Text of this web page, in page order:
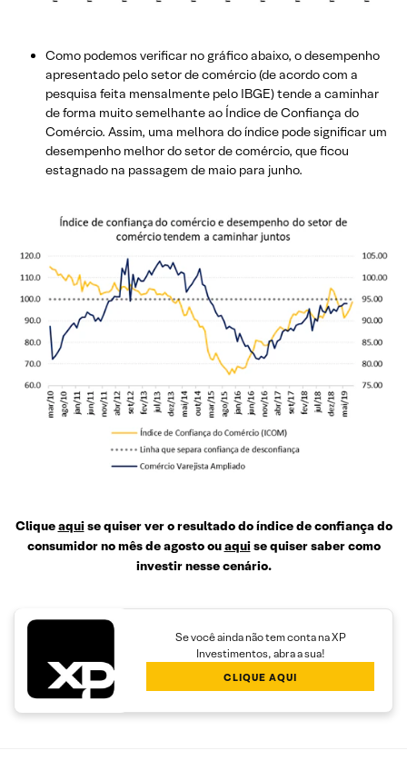
Como podemos verificar no gráfico abaixo, o desempenho
apresentado pelo setor de comércio (de acordo com a
pesquisa feita mensalmente pelo IBGE) tende a caminhar
de forma muito semelhante ao Índice de Confiança do
Comércio. Assim, uma melhora do índice pode significar um
desempenho melhor do setor de comércio, que ficou
estagnado na passagem de maio para junho.
Cliqueaquise quiser ver o resultado do índice de confiança do
consumidor no mês de agosto ouaquise quiser saber como
investir nesse cenário.
Se você ainda não tem conta na XP
Investimentos, abra a sua!
CLIQUE AQUI